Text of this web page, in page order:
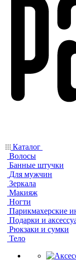
Каталог
Волосы
Банные штучки
Для мужчин
Зеркала
Макияж
Ногти
Парикмахерские
Подарки и
Рюкзаки и сумки
Тело